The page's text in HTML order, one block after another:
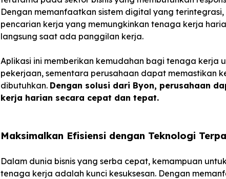
Dengan memanfaatkan sistem digital yang
pencarian kerja yang memungkinkan tenaga kerja
langsung saat ada panggilan kerja.
Aplikasi ini memberikan kemudahan bagi tenaga kerja
pekerjaan, sementara perusahaan dapat memastikan
dibutuhkan. Dengan solusi dari Byon, perusahaan
kerja harian secara cepat dan tepat.
Maksimalkan Efisiensi dengan Teknologi
Dalam dunia bisnis yang serba cepat, kemampuan
tenaga kerja adalah kunci kesuksesan. Dengan